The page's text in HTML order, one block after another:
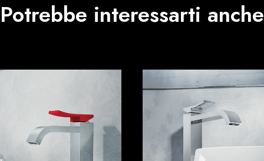
Potrebbe interessarti anche